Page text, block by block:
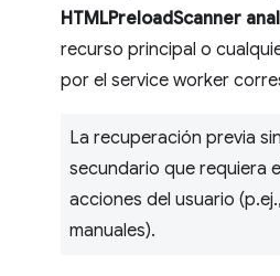
HTMLPreloadScanner
recurso principal o
por el service worker
La recuperación previa
secundario que requiera
acciones del usuario
manuales).